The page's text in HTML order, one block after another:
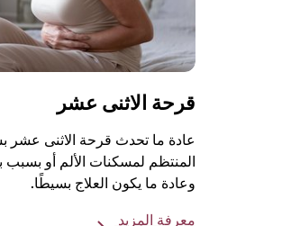
قرحة الاثنى عشر
عادة ما تحدث قرحة الاثنى عشر
المنتظم لمسكنات الألم أو بسبب
وعادة ما يكون العلاج بسيطًا.
معرفة المزيد